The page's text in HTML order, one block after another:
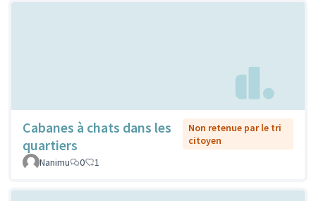
Cabanes à chats dans les
quartiers
Non retenue par le tri
citoyen
Nanimu
0 1